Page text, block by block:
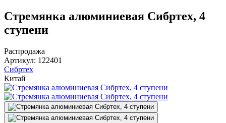
Стремянка алюминиевая Сибртех, 4
ступени
Распродажа
Артикул: 122401
Сибртех
Китай